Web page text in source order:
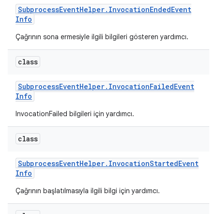
SubprocessEventHelper. InvocationEndedEvent
Info
Çağrının sona ermesiyle ilgili bilgileri gösteren yardımcı.
class
SubprocessEventHelper. InvocationFailedEvent
Info
InvocationFailed bilgileri için yardımcı.
class
SubprocessEventHelper. InvocationStartedEvent
Info
Çağrının başlatılmasıyla ilgili bilgi için yardımcı.